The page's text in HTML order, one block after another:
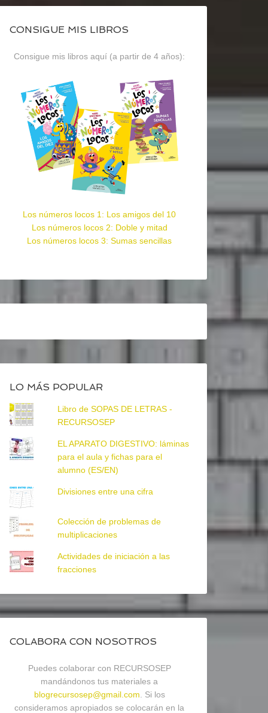
CONSIGUE MIS LIBROS
Consigue mis libros aquí (a partir de 4 años):
Los números locos 1: Los amigos del 10
Los números locos 2: Doble y mitad
Los números locos 3: Sumas sencillas
LO MÁS POPULAR
Libro de SOPAS DE LETRAS -
RECURSOSEP
EL APARATO DIGESTIVO: láminas
para el aula y fichas para el
alumno (ES/EN)
Divisiones entre una cifra
Colección de problemas de
multiplicaciones
Actividades de iniciación a las
fracciones
COLABORA CON NOSOTROS
Puedes colaborar con RECURSOSEP
mandándonos tus materiales a
blogrecursosep@gmail.com . Si los
consideramos apropiados se colocarán en la